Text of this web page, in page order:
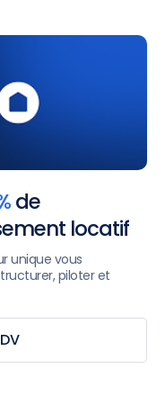
de
locatif
unique vous
piloter et